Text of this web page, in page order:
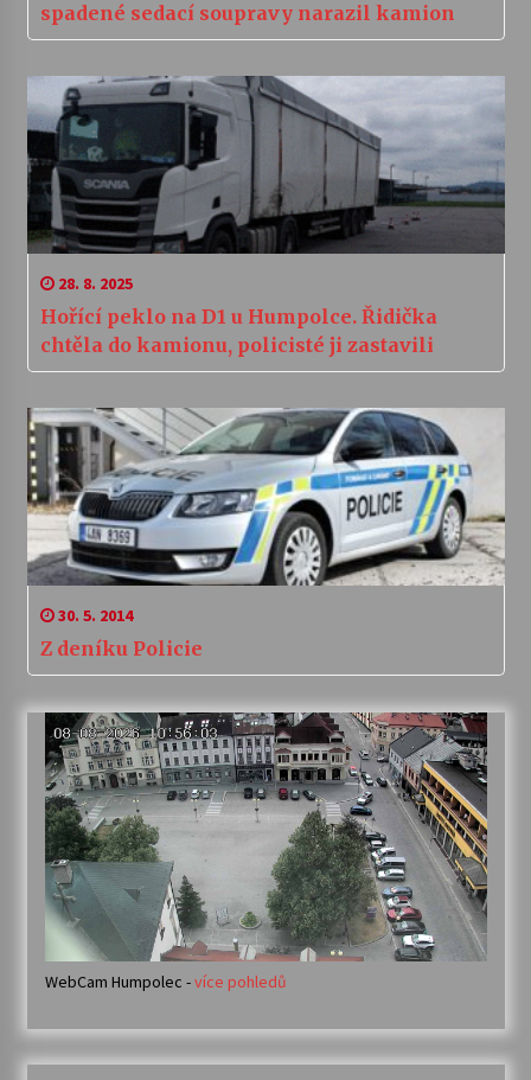
spadené sedací soupravy narazil kamion
28. 8. 2025
Hořící peklo na D1 u Humpolce. Řidička
chtěla do kamionu, policisté ji zastavili
30. 5. 2014
Z deníku Policie
WebCam Humpolec -více pohledů